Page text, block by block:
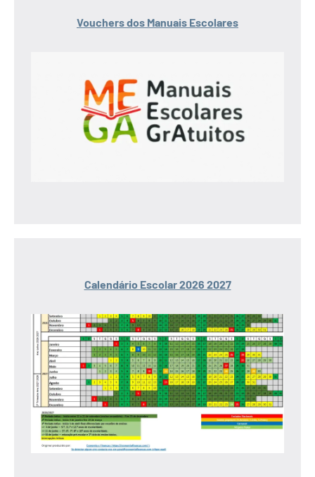
Vouchers dos Manuais Escolares
Calendário Escolar 2026 2027